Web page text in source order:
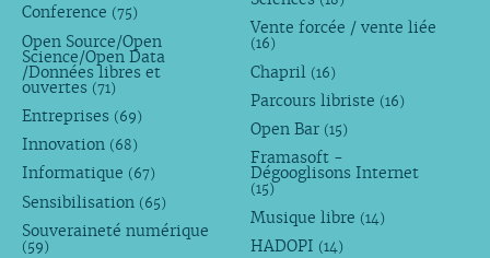
Conference (75)
Open Source/Open
Science/Open Data
/Données libres et
ouvertes (71)
Entreprises (69)
Innovation (68)
Informatique (67)
Sensibilisation (65)
Souveraineté numérique
(59)
Vente forcée / vente liée
(16)
Chapril (16)
Parcours libriste (16)
Open Bar (15)
Framasoft -
Dégooglisons Internet
(15)
Musique libre (14)
HADOPI (14)